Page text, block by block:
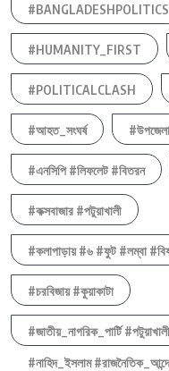
#BANGLADESHPOLITICS
#HUMANITY_FIRST
#POLITICALCLASH
#আহত_সংঘর্ষ
#এনসিপি #লিফলেট #বিতরন
#কক্সবাজার #পটুয়াখালী
#কলাপাড়ায় #৬ #ফুট #লম্বা
#চরবিজায় #কুয়াকাটা
#জাতীয়_নাগরিক_পার্টি
#নাহিদ_ইসলাম